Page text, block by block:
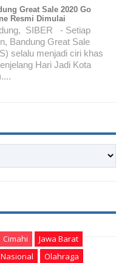
Great Sale 2020 Go
Resmi Dimulai
SIBER - Setiap
Bandung Great Sale
selalu menjadi ciri khas
Hari Jadi Kota
Cimahi
Jawa Barat
Nasional
Olahraga